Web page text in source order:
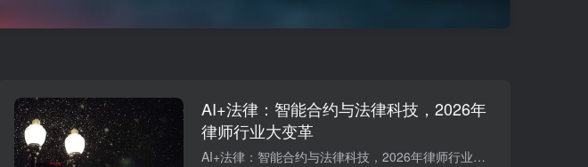
AI+法律：智能合约与法律科技，2026年
律师行业大变革
AI+法律：智能合约与法律科技，2026年律师行业大变革 摘要：2026年，AI+法律从辅助工具进化为核心生产力。AI合同审查效率提升20倍，智能法律咨询覆盖80%常见法律问题，法律科技正在重塑律师行业...